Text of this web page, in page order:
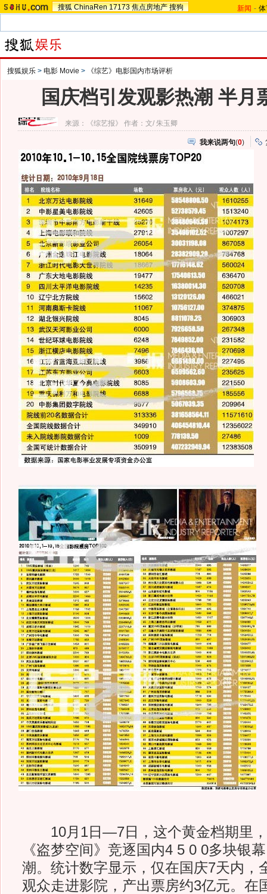
搜狐 ChinaRen 17173 焦点房地产 搜狗 新闻 -
搜狐娱乐 > 电影 Movie > 《综艺》电影国内市场评析
国庆档引发观影热潮 半月
来源： 《综艺报》 作者：文/ 朱玉卿
我来说两句(0)
10月1日—7日，这个黄金档期里，
《盗梦空间》竞逐国内4 5 0 0多块银
潮。统计数字显示，仅在国庆7天内，
观众走进影院，产出票房约3亿元。在